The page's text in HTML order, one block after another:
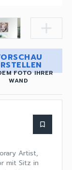
add
FOTO IHRER
WAND
bookmark_border
Artist,
mit Sitz in